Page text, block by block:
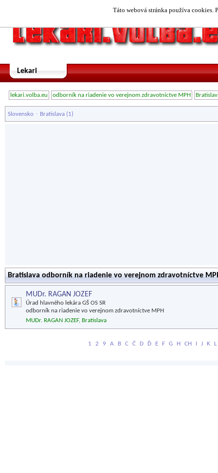
Táto webová stránka používa cookies.
Lekari
lekari.volba.eu odborník na riadenie vo verejnom zdravotníctve MPH
Slovensko - Bratislava (1)
Bratislava odborník na riadenie vo verejnom zdravotníctve
MUDr. RAGAN JOZEF
Úrad hlavného lekára GŠ OS SR
odborník na riadenie vo verejnom zdravotníctve MPH
MUDr. RAGAN JOZEF, Bratislava
1 2 9 A B C Č D Ď E F G H CH I J K L